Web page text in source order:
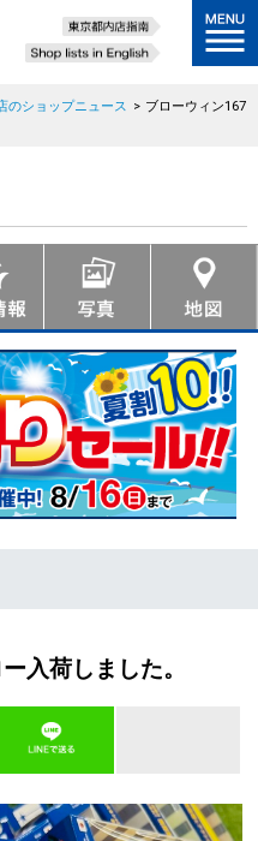
のショップニュース > ブローウィン167
入荷しました。